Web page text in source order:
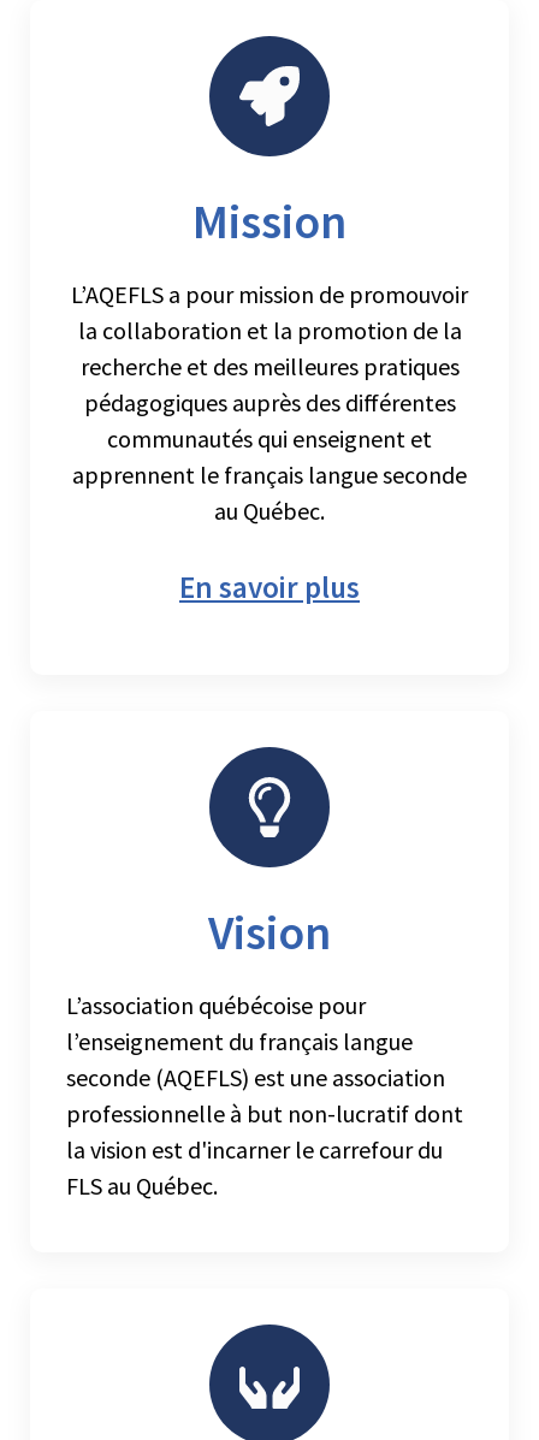
Mission
L’AQEFLS a pour mission de promouvoir
la collaboration et la promotion de la
recherche et des meilleures pratiques
pédagogiques auprès des différentes
communautés qui enseignent et
apprennent le français langue seconde
au Québec.
En savoir plus
Vision
L’association québécoise pour
l’enseignement du français langue
seconde (AQEFLS) est une association
professionnelle à but non-lucratif dont
la vision est d'incarner le carrefour du
FLS au Québec.